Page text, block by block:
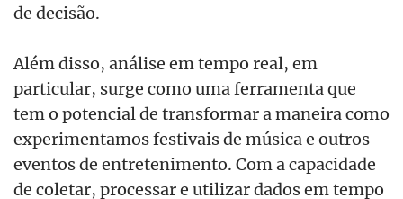
de decisão.​​​
Além disso, análise em tempo real, em
particular, surge como uma ferramenta que
tem o potencial de transformar a maneira como
experimentamos festivais de música e outros
eventos de entretenimento. Com a capacidade
de coletar, processar e utilizar dados em tempo